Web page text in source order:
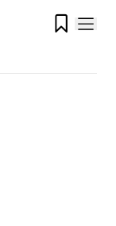
